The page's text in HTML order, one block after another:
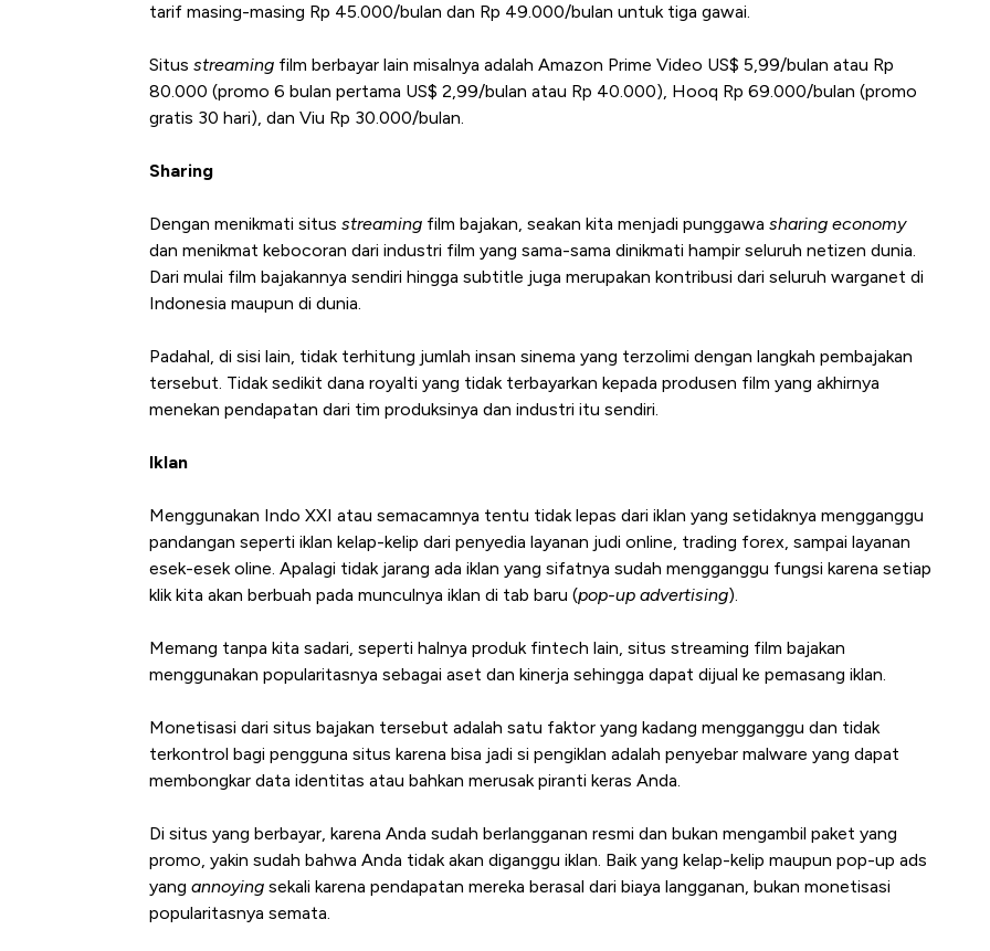
tarif masing-masing Rp 45.000/bulan dan Rp 49.000/bulan untuk tiga gawai.
Situs streaming film berbayar lain misalnya adalah Amazon Prime Video US$ 5,99/bulan atau Rp
80.000 (promo 6 bulan pertama US$ 2,99/bulan atau Rp 40.000), Hooq Rp 69.000/bulan (promo
gratis 30 hari), dan Viu Rp 30.000/bulan.
Sharing
Dengan menikmati situs streaming film bajakan, seakan kita menjadi punggawa sharing economy
dan menikmat kebocoran dari industri film yang sama-sama dinikmati hampir seluruh netizen dunia.
Dari mulai film bajakannya sendiri hingga subtitle juga merupakan kontribusi dari seluruh warganet di
Indonesia maupun di dunia.
Padahal, di sisi lain, tidak terhitung jumlah insan sinema yang terzolimi dengan langkah pembajakan
tersebut. Tidak sedikit dana royalti yang tidak terbayarkan kepada produsen film yang akhirnya
menekan pendapatan dari tim produksinya dan industri itu sendiri.
Iklan
Menggunakan Indo XXI atau semacamnya tentu tidak lepas dari iklan yang setidaknya mengganggu
pandangan seperti iklan kelap-kelip dari penyedia layanan judi online, trading forex, sampai layanan
esek-esek oline. Apalagi tidak jarang ada iklan yang sifatnya sudah mengganggu fungsi karena setiap
klik kita akan berbuah pada munculnya iklan di tab baru (pop-up advertising).
Memang tanpa kita sadari, seperti halnya produk fintech lain, situs streaming film bajakan
menggunakan popularitasnya sebagai aset dan kinerja sehingga dapat dijual ke pemasang iklan.
Monetisasi dari situs bajakan tersebut adalah satu faktor yang kadang mengganggu dan tidak
terkontrol bagi pengguna situs karena bisa jadi si pengiklan adalah penyebar malware yang dapat
membongkar data identitas atau bahkan merusak piranti keras Anda.
Di situs yang berbayar, karena Anda sudah berlangganan resmi dan bukan mengambil paket yang
promo, yakin sudah bahwa Anda tidak akan diganggu iklan. Baik yang kelap-kelip maupun pop-up ads
yang annoying sekali karena pendapatan mereka berasal dari biaya langganan, bukan monetisasi
popularitasnya semata.